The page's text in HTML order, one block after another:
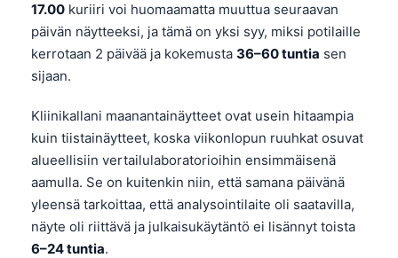
17.00 kuriiri voi huomaamatta muuttua seuraavan
päivän näytteeksi, ja tämä on yksi syy, miksi potilaille
kerrotaan 2 päivää ja kokemusta 36–60 tuntia sen
sijaan.
Kliinikallani maanantainäytteet ovat usein hitaampia
kuin tiistainäytteet, koska viikonlopun ruuhkat osuvat
alueellisiin vertailulaboratorioihin ensimmäisenä
aamulla. Se on kuitenkin niin, että samana päivänä
yleensä tarkoittaa, että analysointilaite oli saatavilla,
näyte oli riittävä ja julkaisukäytäntö ei lisännyt toista
6–24 tuntia.